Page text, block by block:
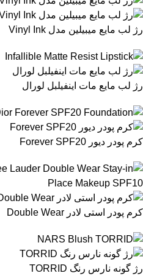
رژ لب مایع میبیلین مدل Vinyl Ink
رژ لب مایع مات اینفیلبل لورال
کرم پودر دیور Forever SPF20
کرم پودر استی لادر Double Wear
رژ گونه نارس رنگ TORRID